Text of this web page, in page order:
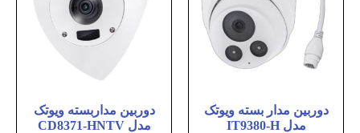
دوربین مدار بسته ویوتک
مدل IT9380-H
دوربین مداربسته ویوتک
مدل CD8371-HNTV